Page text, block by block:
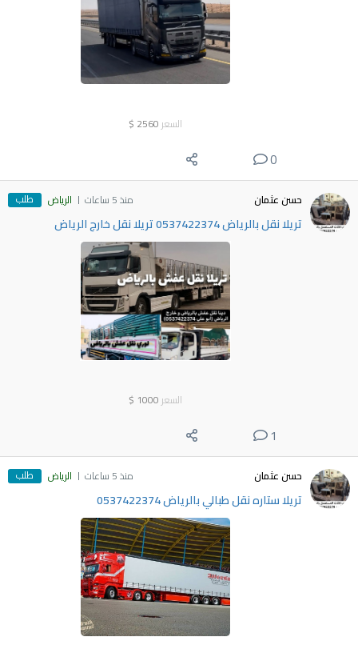
السعر 2560
$
0
حسن عثمان منذ 5 ساعات الرياض طلب
تريلا نقل بالرياض 0537422374 تريلا نقل خارج الرياض
السعر 1000
$
1
حسن عثمان منذ 5 ساعات الرياض طلب
تريلا ستاره نقل طبالي بالرياض 0537422374